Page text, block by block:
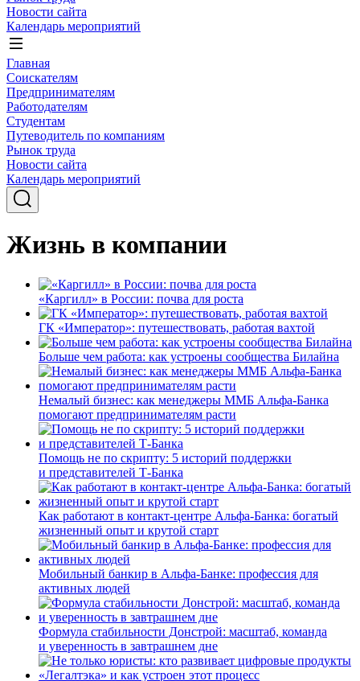
Новости сайта
Календарь мероприятий
Главная
Соискателям
Предпринимателям
Работодателям
Студентам
Путеводитель по компаниям
Рынок труда
Новости сайта
Календарь мероприятий
Жизнь в компании
«Каргилл» в России: почва для роста
ГК «Император»: путешествовать, работая вахтой
Больше чем работа: как устроены сообщества Билайна
Немалый бизнес: как менеджеры ММБ Альфа-Банка
помогают предпринимателям расти
Помощь не по скрипту: 5 историй поддержки
и представителей Т-Банка
Как работают в контакт-центре Альфа-Банка: богатый
жизненный опыт и крутой старт
Мобильный банкир в Альфа-Банке: профессия для
активных людей
Формула стабильности Донстрой: масштаб, команда
и уверенность в завтрашнем дне